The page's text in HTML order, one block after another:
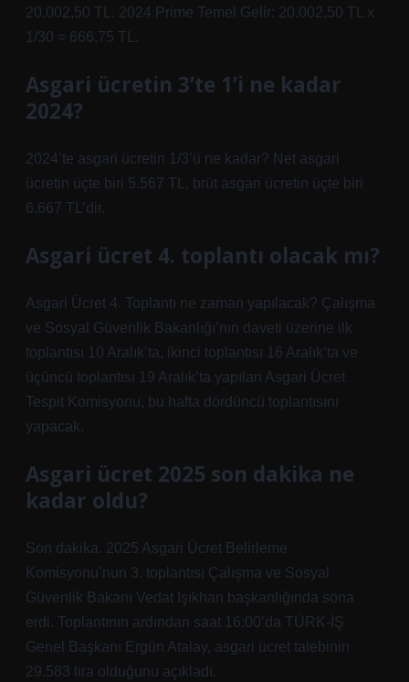
20.002,50 TL. 2024 Prime Temel Gelir: 20.002,50 TL x
1/30 = 666,75 TL.
Asgari ücretin 3’te 1’i ne kadar
2024?
2024’te asgari ücretin 1/3’ü ne kadar? Net asgari
ücretin üçte biri 5.567 TL, brüt asgari ücretin üçte biri
6.667 TL’dir.
Asgari ücret 4. toplantı olacak mı?
Asgari Ücret 4. Toplantı ne zaman yapılacak? Çalışma
ve Sosyal Güvenlik Bakanlığı’nın daveti üzerine ilk
toplantısı 10 Aralık’ta, ikinci toplantısı 16 Aralık’ta ve
üçüncü toplantısı 19 Aralık’ta yapılan Asgari Ücret
Tespit Komisyonu, bu hafta dördüncü toplantısını
yapacak.
Asgari ücret 2025 son dakika ne
kadar oldu?
Son dakika. 2025 Asgari Ücret Belirleme
Komisyonu’nun 3. toplantısı Çalışma ve Sosyal
Güvenlik Bakanı Vedat Işıkhan başkanlığında sona
erdi. Toplantının ardından saat 16:00’da TÜRK-İŞ
Genel Başkanı Ergün Atalay, asgari ücret talebinin
29.583 lira olduğunu açıkladı.